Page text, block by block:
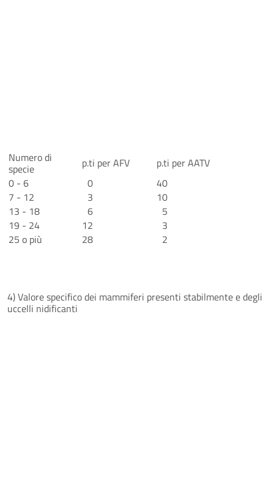
Numero di
specie p.ti per AFV
p.ti per AATV
0 - 6
0
40
7 - 12
3
10
13 - 18
6
5
19 - 24
12
3
25 o più
28 2
4) Valore specifico dei mammiferi presenti stabilmente e degli
uccelli nidificanti